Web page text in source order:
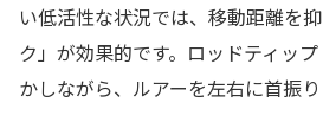
い低活性な状況では、移動距離を
ク」が効果的です。ロッドティッ
かしながら、ルアーを左右に首振り